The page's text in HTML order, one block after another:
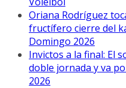
Oriana Rodríguez
fructífero cierre del
Domingo 2026
Invictos a la final: El
doble jornada y va
2026